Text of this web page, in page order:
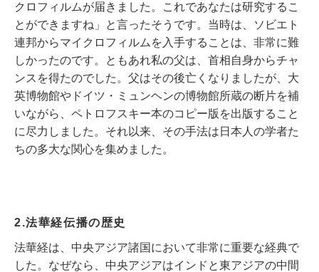
クロフィルムが届きました。これであなたは研究するこ
とができますね」と言ったそうです。当時は、ソビエト
連邦からマイクロフィルムを入手することは、非常に難
しかったのです。ともあれ私の父は、首相自身からチャ
ンスを得たのでした。父はその後亡くなりましたが、大
英博物館やドイツ・ミュンヘンの博物館所蔵の断片を補
いながら、ペトロフスキー本のコピー版を出版すること
に尽力しました。それ以来、その手法は日本人の学者た
ちの多大な関心を集めました。
2.法華経伝播の歴史
法華経は、中央アジア諸国において非常に重要な経典で
した。なぜなら、中央アジアはインドと東アジアの中間